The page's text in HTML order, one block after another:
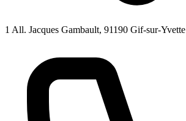
1 All. Jacques Gambault, 91190 Gif-sur-Yvette